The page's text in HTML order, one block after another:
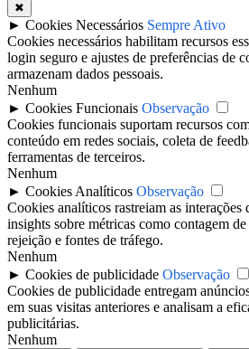
✖
► Cookies Necessários Sempre Ativo
Cookies necessários habilitam recursos
login seguro e ajustes de preferências de
armazenam dados pessoais.
Nenhum
► Cookies Funcionais Observação
Cookies funcionais suportam recursos
conteúdo em redes sociais, coleta de
ferramentas de terceiros.
Nenhum
► Cookies Analíticos Observação
Cookies analíticos rastreiam as interações
insights sobre métricas como contagem
rejeição e fontes de tráfego.
Nenhum
► Cookies de publicidade Observação
Cookies de publicidade entregam
em suas visitas anteriores e analisam a
publicitárias.
Nenhum